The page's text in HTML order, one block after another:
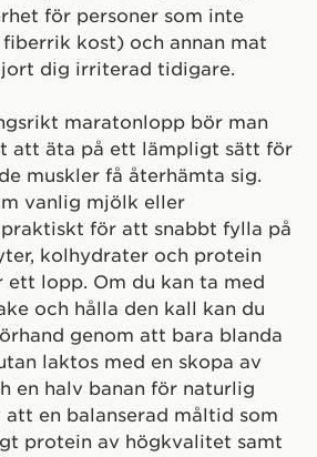
för personer som inte
kost) och annan mat
dig irriterad tidigare.
maratonlopp bör man
att äta på ett lämpligt sätt för
muskler få återhämta sig.
vanlig mjölk eller
för att snabbt fylla på
kolhydrater och protein
lopp. Om du kan ta med
och hålla den kall kan du
genom att bara blanda
laktos med en skopa av
en halv banan för naturlig
att en balanserad måltid som
protein av högkvalitet samt